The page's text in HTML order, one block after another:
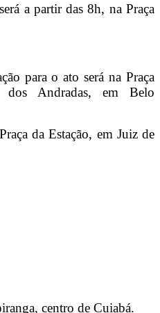
a partir das 8h, na Praça
para o ato será na Praça
dos Andradas, em Belo
da Estação, em Juiz de
centro de Cuiabá.